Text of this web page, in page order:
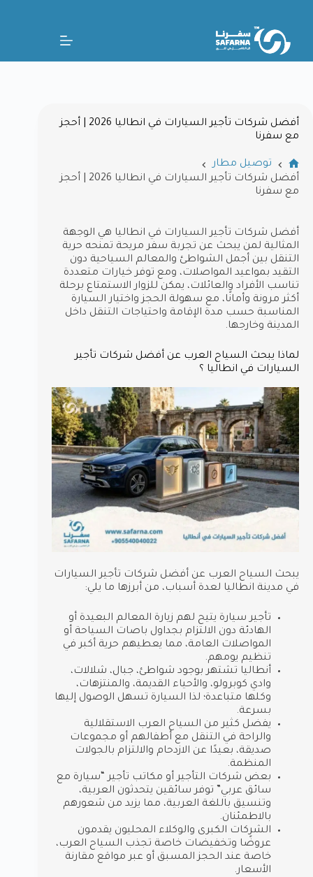
أفضل شركات تأجير السيارات في انطاليا 2026 | أحجز
مع سفرنا
توصيل مطار
أفضل شركات تأجير السيارات في انطاليا 2026 | أحجز
مع سفرنا
أفضل شركات تأجير السيارات في انطاليا هي الوجهة
المثالية لمن يبحث عن تجربة سفر مريحة تمنحه حرية
التنقل بين أجمل الشواطئ والمعالم السياحية دون
التقيد بمواعيد المواصلات، ومع توفر خيارات متعددة
تناسب الأفراد والعائلات، يمكن للزوار الاستمتاع برحلة
أكثر مرونة وأمانًا، مع سهولة الحجز واختيار السيارة
المناسبة حسب مدة الإقامة واحتياجات التنقل داخل
المدينة وخارجها.
لماذا يبحث السياح العرب عن أفضل شركات تأجير
السيارات في انطاليا ؟
يبحث السياح العرب عن أفضل شركات تأجير السيارات
في مدينة انطاليا لعدة أسباب، من أبرزها ما يلي:
تأجير سيارة يتيح لهم زيارة المعالم البعيدة أو
الهادئة دون الالتزام بجداول باصات السياحة أو
المواصلات العامة، مما يعطيهم حرية أكبر في
تنظيم يومهم.
أنطاليا تشتهر بوجود شواطئ، جبال، شلالات،
وادي كوبرولو، والأحياء القديمة، والمنتزهات،
وكلها متباعدة؛ لذا السيارة تسهل الوصول إليها
بسرعة.
يفضل كثير من السياح العرب الاستقلالية
والراحة في التنقل مع أطفالهم أو مجموعات
صديقة، بعيدًا عن الازدحام والالتزام بالجولات
المنظمة.
بعض شركات التأجير أو مكاتب تأجير “سيارة مع
سائق عربي” توفر سائقين يتحدثون العربية،
وتنسيق باللغة العربية، مما يزيد من شعورهم
بالاطمئنان.
الشركات الكبرى والوكلاء المحليون يقدمون
عروضًا وتخفيضات خاصة تجذب السياح العرب،
خاصة عند الحجز المسبق أو عبر مواقع مقارنة
الأسعار.